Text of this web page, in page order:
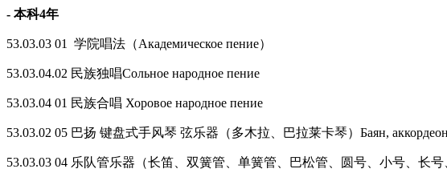
- 本科4年
53.03.03 01 学院唱法（Академическое пение）
53.03.04.02 民族独唱Сольное народное пение
53.03.04 01 民族合唱 Хоровое народное пение
53.03.02 05 巴扬 键盘式手风琴 弦乐器（多木拉、巴拉莱卡琴）Баян,
53.03.03 04 乐队管乐器（长笛、双簧管、单簧管、巴松管、圆号、小号、长